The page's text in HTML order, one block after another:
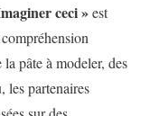
ceci »est
pâte à modeler, des
les partenaires